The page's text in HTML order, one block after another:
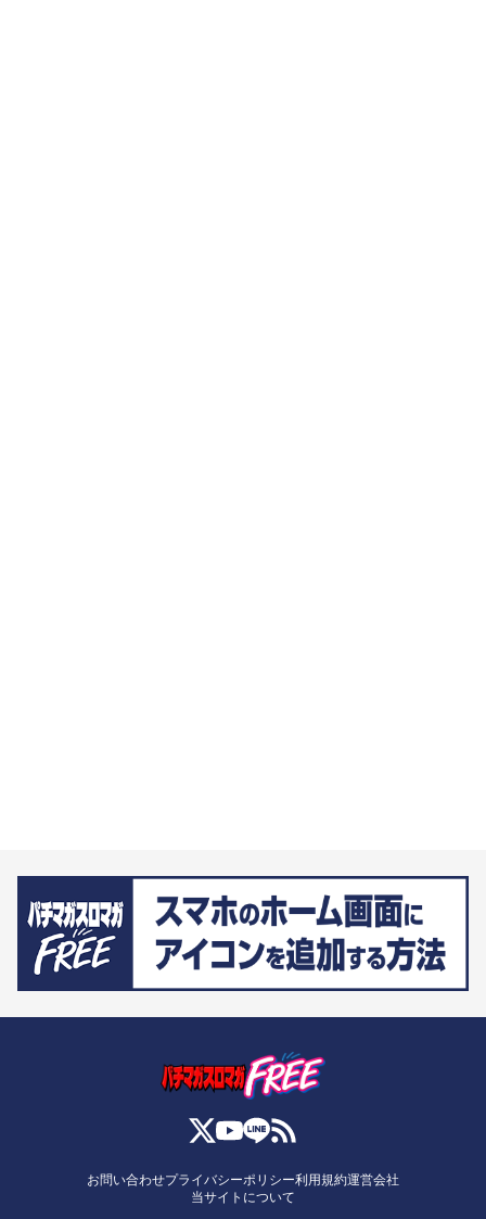
お問い合わせプライバシーポリシー利用規約運営会社
当サイトについて